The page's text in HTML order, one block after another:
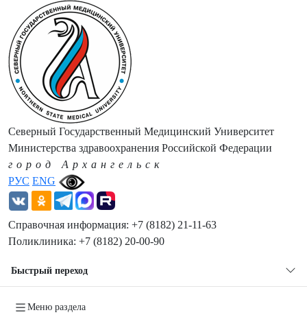
РУС ENG
Северный Государственный Медицинский Университет
Министерства здравоохранения Российской Федерации
город Архангельск
Справочная информация: +7 (8182) 21-11-63
Поликлиника: +7 (8182) 20-00-90
Быстрый переход
Меню раздела